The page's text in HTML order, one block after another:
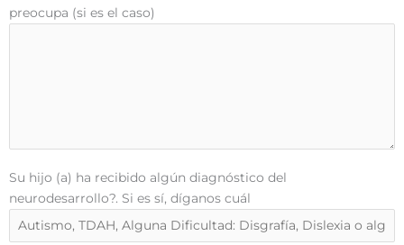
preocupa (si es el caso)
Su hijo (a) ha recibido algún diagnóstico del
neurodesarrollo?. Si es sí, díganos cuál